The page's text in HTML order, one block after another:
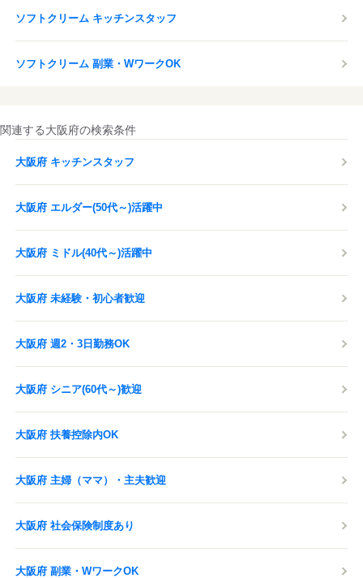
ソフトクリーム キッチンスタッフ
ソフトクリーム 副業・WワークOK
関連する大阪府の検索条件
大阪府 キッチンスタッフ
大阪府 エルダー(50代～)活躍中
大阪府 ミドル(40代～)活躍中
大阪府 未経験・初心者歓迎
大阪府 週2・3日勤務OK
大阪府 シニア(60代～)歓迎
大阪府 扶養控除内OK
大阪府 主婦（ママ）・主夫歓迎
大阪府 社会保険制度あり
大阪府 副業・WワークOK